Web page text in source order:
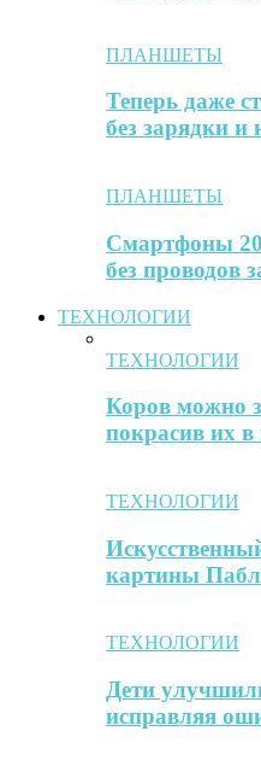
ПЛАНШЕТЫ
Теперь даже
без зарядки
ПЛАНШЕТЫ
Смартфоны
без проводов
ТЕХНОЛОГИИ
ТЕХНОЛОГИИ
Коров можно
покрасив их в
ТЕХНОЛОГИИ
картины
ТЕХНОЛОГИИ
Дети
исправляя